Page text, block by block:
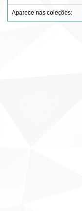
Aparece nas coleções: